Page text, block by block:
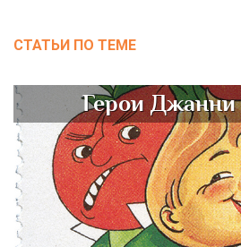
СТАТЬИ ПО ТЕМЕ
Герои Джанни